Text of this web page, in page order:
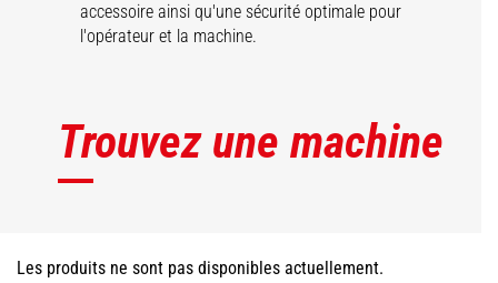
accessoire ainsi qu'une sécurité optimale pour
l'opérateur et la machine.
Trouvez une machine
Les produits ne sont pas disponibles actuellement.